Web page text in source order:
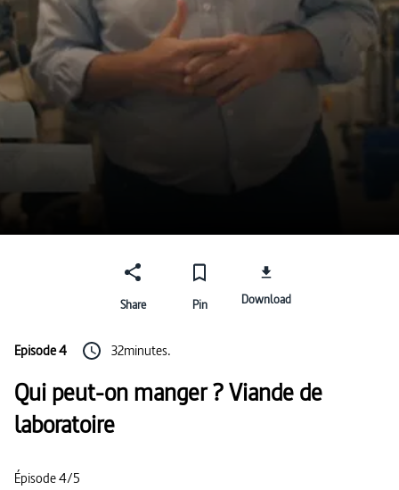
Share Pin Download
Episode 4 32minutes.
Qui peut-on manger ? Viande de
laboratoire
Épisode 4/5